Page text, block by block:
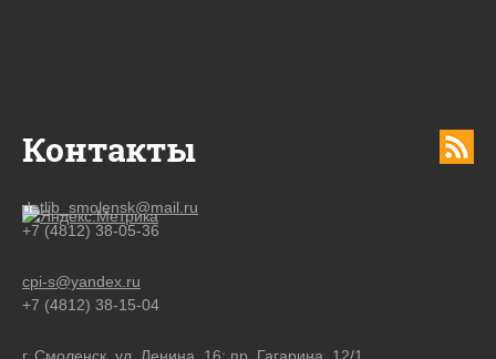
Контакты
detlib_smolensk@mail.ru
+7 (4812) 38-05-36
cpi-s@yandex.ru
+7 (4812) 38-15-04